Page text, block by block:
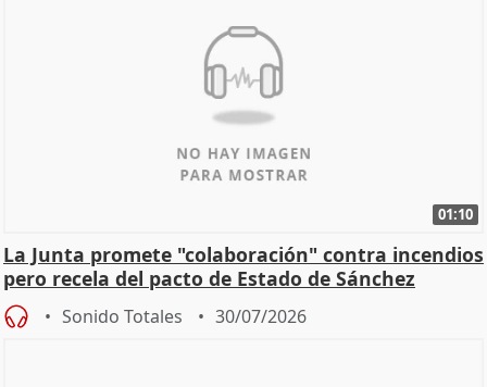
01:10
La Junta promete "colaboración" contra incendios
pero recela del pacto de Estado de Sánchez
Sonido Totales 30/07/2026